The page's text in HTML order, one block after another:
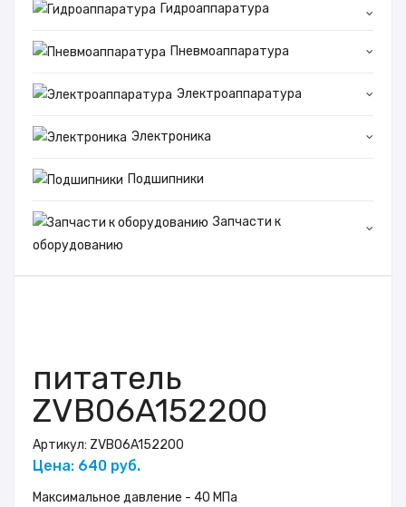
питатель
ZVB06A152200
Артикул: ZVB06A152200
Цена: 640 руб.
Максимальное давление - 40 МПа
Гидроаппаратура
Пневмоаппаратура
Электроаппаратура
Электроника
Подшипники
Запчасти к
оборудованию